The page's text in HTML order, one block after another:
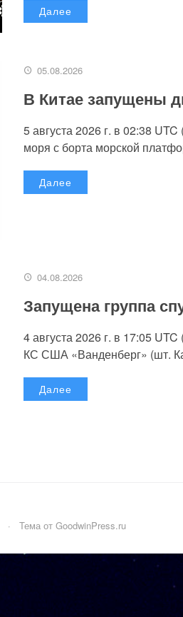
Далее
05.08.2026
В Китае запущены
5 августа 2026 г. в 02:38
моря с борта морской
Далее
04.08.2026
Запущена группа
4 августа 2026 г. в 17:05
КС США «Ванденберг» (шт.
Далее
· Тема от GoodwinPress.ru